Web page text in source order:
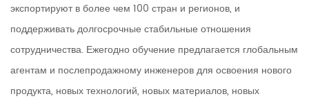
экспортируют в более чем 100 стран и регионов, и
поддерживать долгосрочные стабильные отношения
сотрудничества. Ежегодно обучение предлагается глобальным
агентам и послепродажному инженеров для освоения нового
продукта, новых технологий, новых материалов, новых